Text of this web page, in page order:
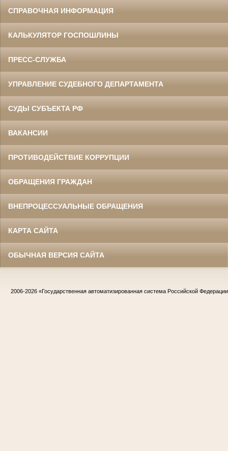
СПРАВОЧНАЯ ИНФОРМАЦИЯ
КАЛЬКУЛЯТОР ГОСПОШЛИНЫ
ПРЕСС-СЛУЖБА
УПРАВЛЕНИЕ СУДЕБНОГО ДЕПАРТАМЕНТА
СУДЫ СУБЪЕКТА РФ
ВАКАНСИИ
ПРОТИВОДЕЙСТВИЕ КОРРУПЦИИ
ОБРАЩЕНИЯ ГРАЖДАН
ВНЕПРОЦЕССУАЛЬНЫЕ ОБРАЩЕНИЯ
КАРТА САЙТА
ОБЫЧНАЯ ВЕРСИЯ САЙТА
2006-2026 «Государственная автоматизированная система Российской